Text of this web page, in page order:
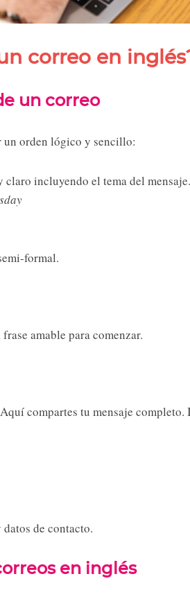
correo en
un correo
un orden lógico y sencillo:
claro incluyendo el tema del mensaje.
formal.
frase amable para comenzar.
Aquí compartes tu mensaje completo.
de contacto.
en inglés